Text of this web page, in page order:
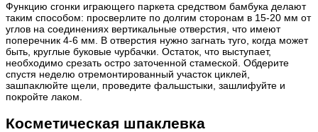
Функцию сгонки играющего паркета средством бамбука делают
таким способом: просверлите по долгим сторонам в 15-20 мм от
углов на соединениях вертикальные отверстия, что имеют
поперечник 4-6 мм. В отверстия нужно загнать туго, когда может
быть, круглые буковые чурбачки. Остаток, что выступает,
необходимо срезать остро заточенной стамеской. Обдерите
спустя неделю отремонтированный участок циклей,
зашпаклюйте щели, проведите фальшстыки, зашлифуйте и
покройте лаком.
Косметическая шпаклевка